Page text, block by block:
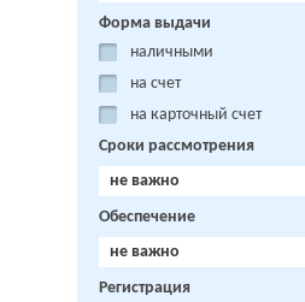
Форма выдачи
наличными
на счет
на карточный счет
Сроки рассмотрения
не важно
Обеспечение
не важно
Регистрация